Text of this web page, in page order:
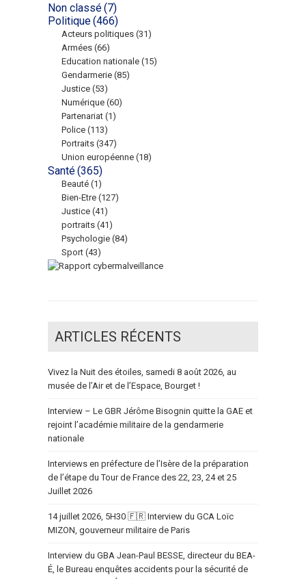
Non classé(7)
Politique(466)
Acteurs politiques (31)
Armées (66)
Education nationale (15)
Gendarmerie (85)
Justice (53)
Numérique (60)
Partenariat (1)
Police (113)
Portraits (347)
Union européenne (18)
Santé(365)
Beauté (1)
Bien-Etre (127)
Justice (41)
portraits (41)
Psychologie (84)
Sport (43)
ARTICLES RÉCENTS
Vivez la Nuit des étoiles, samedi 8 août 2026, au
musée de l’Air et de l’Espace, Bourget !
Interview – Le GBR Jérôme Bisognin quitte la GAE et
rejoint l’académie militaire de la gendarmerie
nationale
Interviews en préfecture de l’Isère de la préparation
de l’étape du Tour de France des 22, 23, 24 et 25
Juillet 2026
14 juillet 2026, 5H30 🇫🇷 Interview du GCA Loïc
MIZON, gouverneur militaire de Paris
Interview du GBA Jean-Paul BESSE, directeur du BEA-
É, le Bureau enquêtes accidents pour la sécurité de